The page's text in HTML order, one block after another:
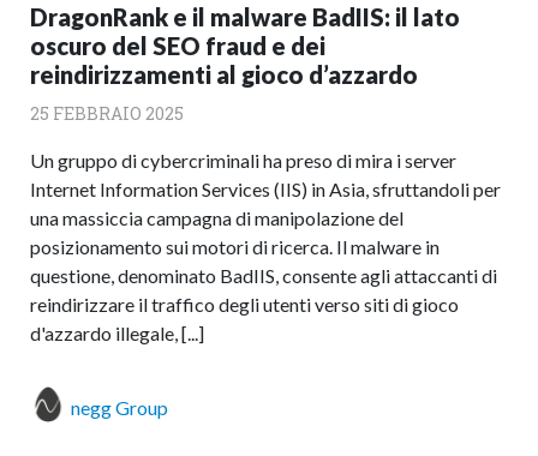
DragonRank e il malware BadIIS: il lato
oscuro del SEO fraud e dei
reindirizzamenti al gioco d’azzardo
25 FEBBRAIO 2025
Un gruppo di cybercriminali ha preso di mira i server
Internet Information Services (IIS) in Asia, sfruttandoli per
una massiccia campagna di manipolazione del
posizionamento sui motori di ricerca. Il malware in
questione, denominato BadIIS, consente agli attaccanti di
reindirizzare il traffico degli utenti verso siti di gioco
d'azzardo illegale, [...]
negg Group